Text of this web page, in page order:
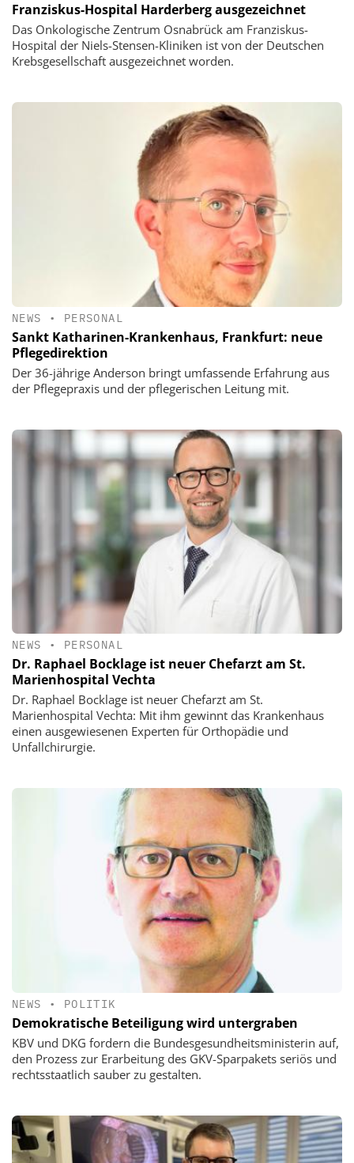
Franziskus-Hospital Harderberg ausgezeichnet
Das Onkologische Zentrum Osnabrück am Franziskus-
Hospital der Niels-Stensen-Kliniken ist von der Deutschen
Krebsgesellschaft ausgezeichnet worden.
NEWS • PERSONAL
Sankt Katharinen-Krankenhaus, Frankfurt: neue
Pflegedirektion
Der 36-jährige Anderson bringt umfassende Erfahrung aus
der Pflegepraxis und der pflegerischen Leitung mit.
NEWS • PERSONAL
Dr. Raphael Bocklage ist neuer Chefarzt am St.
Marienhospital Vechta
Dr. Raphael Bocklage ist neuer Chefarzt am St.
Marienhospital Vechta: Mit ihm gewinnt das Krankenhaus
einen ausgewiesenen Experten für Orthopädie und
Unfallchirurgie.
NEWS • POLITIK
Demokratische Beteiligung wird untergraben
KBV und DKG fordern die Bundesgesundheitsministerin auf,
den Prozess zur Erarbeitung des GKV-Sparpakets seriös und
rechtsstaatlich sauber zu gestalten.